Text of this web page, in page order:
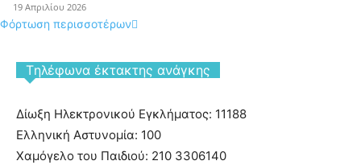
19 Απριλίου 2026
Φόρτωση περισσοτέρων
Tηλέφωνα έκτακτης ανάγκης
Δίωξη Ηλεκτρονικού Εγκλήματος: 11188
Ελληνική Αστυνομία: 100
Χαμόγελο του Παιδιού: 210 3306140